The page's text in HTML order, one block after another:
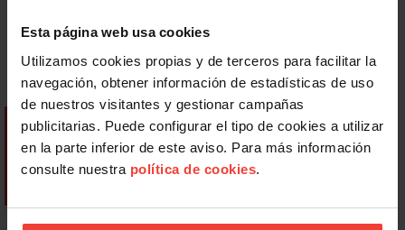
Esta página web usa cookies
Utilizamos cookies propias y de terceros para facilitar la
navegación, obtener información de estadísticas de uso
de nuestros visitantes y gestionar campañas
publicitarias. Puede configurar el tipo de cookies a utilizar
en la parte inferior de este aviso. Para más información
consulte nuestra política de cookies.